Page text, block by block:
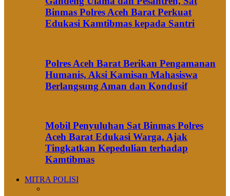
Binmas Polres Aceh Barat Perkuat
Edukasi Kamtibmas kepada Santri
Polres Aceh Barat Berikan Pengamanan
Humanis, Aksi Kamisan Mahasiswa
Berlangsung Aman dan Kondusif
Mobil Penyuluhan Sat Binmas Polres
Aceh Barat Edukasi Warga, Ajak
Tingkatkan Kepedulian terhadap
Kamtibmas
MITRA POLISI